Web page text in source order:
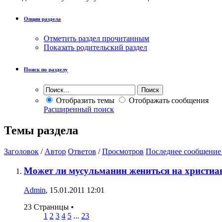
Опции раздела
Отметить раздел прочитанным
Показать родительский раздел
Поиск по разделу
Отобразить темы
Отображать сообщения
Расширенный поиск
Темы раздела
Заголовок / Автор Ответов /Просмотров Последнее сообщение
Может ли мусульманин жениться на
Admin, 15.01.2011 12:01
23 Страницы •
1 2 3 4 5 ... 23